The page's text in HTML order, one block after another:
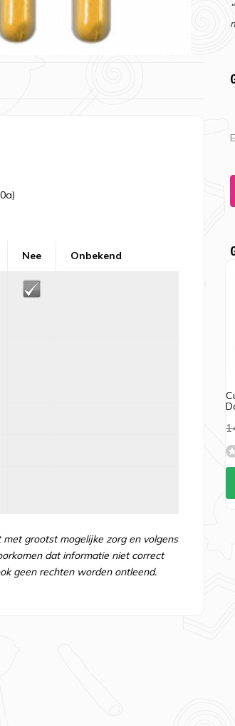
Nee Onbekend
grootst mogelijke zorg en volgens
dat informatie niet correct
geen rechten worden ontleend.